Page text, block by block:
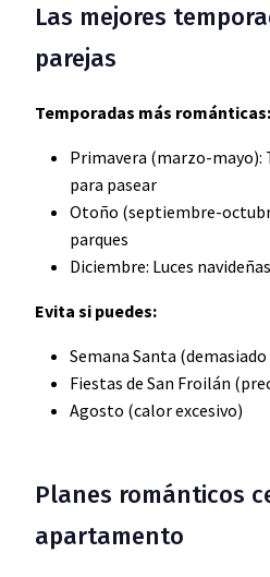
Las mejores
parejas
Temporadas más románticas:
Primavera (marzo-
para pasear
Otoño (septiembre-
parques
Diciembre: Luces
Evita si puedes:
Semana Santa
Fiestas de San Froilán
Agosto (calor excesivo)
Planes románticos
apartamento